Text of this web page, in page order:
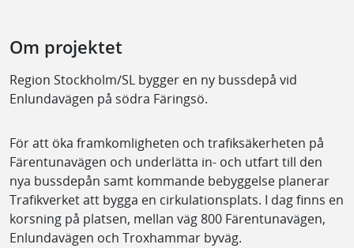
Om projektet
Region Stockholm/SL bygger en ny bussdepå vid
Enlundavägen på södra Färingsö.
För att öka framkomligheten och trafiksäkerheten på
Färentunavägen och underlätta in- och utfart till den
nya bussdepån samt kommande bebyggelse planerar
Trafikverket att bygga en cirkulationsplats. I dag finns en
korsning på platsen, mellan väg 800 Färentunavägen,
Enlundavägen och Troxhammar byväg.